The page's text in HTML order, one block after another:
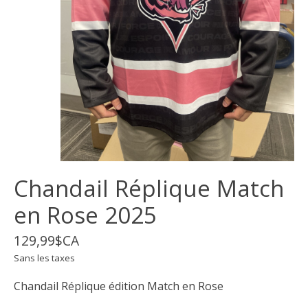
Chandail Réplique Match
en Rose 2025
129,99$CA
Sans les taxes
Chandail Réplique édition Match en Rose